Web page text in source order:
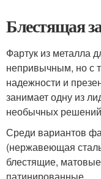
Блестящая
Фартук из металла
непривычным, но с
надежности и
занимает одну из
необычных
Среди вариантов
(нержавеющая
блестящие,